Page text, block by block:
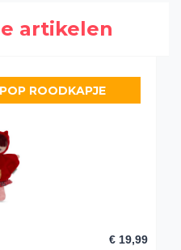
artikelen
ROODKAPJE
€ 19,99